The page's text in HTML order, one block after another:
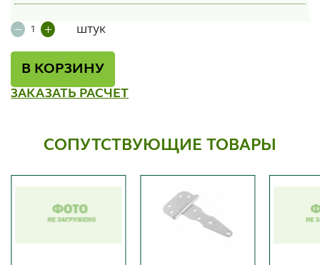
штук
В КОРЗИНУ
ЗАКАЗАТЬ РАСЧЕТ
СОПУТСТВУЮЩИЕ ТОВАРЫ